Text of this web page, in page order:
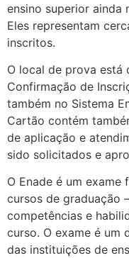
ensino superior ainda
Eles representam
inscritos.
O local de prova está
Confirmação de
também no Sistema
Cartão contém
de aplicação e
sido solicitados e
O Enade é um
cursos de graduação
competências e
curso. O exame é um
das instituições de